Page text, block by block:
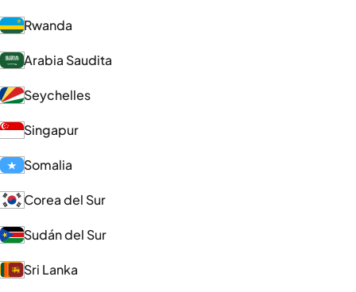
Rwanda
Arabia Saudita
Seychelles
Singapur
Somalia
Corea del Sur
Sudán del Sur
Sri Lanka